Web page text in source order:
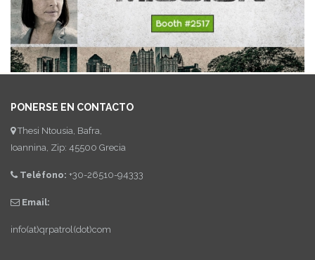
PONERSE EN CONTACTO
Thesi Ntousia, Bafra,
Ioannina, Zip: 45500 Grecia
Teléfono: +30-26510-94333
Email:
info(at)qrpatrol(dot)com